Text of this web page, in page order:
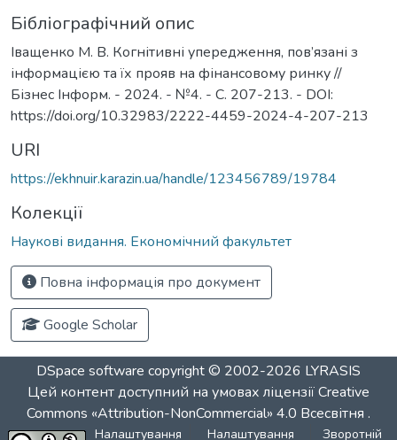
Бібліографічний опис
Іващенко М. В. Когнітивні упередження, пов’язані з
інформацією та їх прояв на фінансовому ринку //
Бізнес Інформ. - 2024. - №4. - С. 207-213. - DOI:
https://doi.org/10.32983/2222-4459-2024-4-207-213
URI
https://ekhnuir.karazin.ua/handle/123456789/19784
Колекції
Наукові видання. Економічний факультет
Повна інформація про документ
Google Scholar
DSpace software copyright © 2002-2026 LYRASIS
Цей контент доступний на умовах ліцензіїCreative
Commons «Attribution-NonCommercial» 4.0 Всесвітня .
Налаштування Налаштування Зворотній